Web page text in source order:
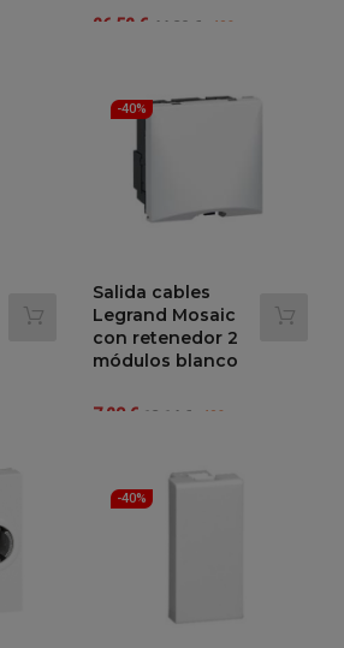
Precio
26,52 € Precio
44,20 € -40%
-40%
Salida cables
Legrand Mosaic
con retenedor 2
módulos blanco
Precio
7,28 € Precio
12,14 € -40%
-40%